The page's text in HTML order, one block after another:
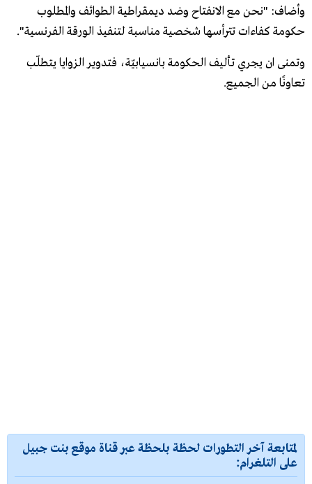
وأضاف: "نحن مع الانفتاح وضد ديمقراطية الطوائف والمطلوب
حكومة كفاءات تترأسها شخصية مناسبة لتنفيذ الورقة الفرنسية".
وتمنى ان يجري ​تأليف الحكومة​ بانسيابيّة، فتدوير الزوايا يتطلّب
تعاونًا من الجميع.
لمتابعة آخر التطورات لحظة بلحظة عبر قناة موقع بنت جبيل
على التلغرام: